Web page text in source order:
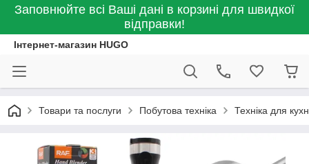
Заповнюйте всі Ваші дані в корзині для швидкої
відправки!
Інтернет-магазин HUGO
Товари та послуги Побутова техніка Техніка для